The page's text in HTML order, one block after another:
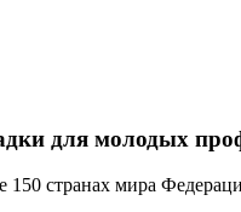
для молодых
странах мира